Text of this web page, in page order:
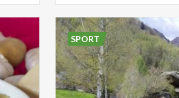
SPORT